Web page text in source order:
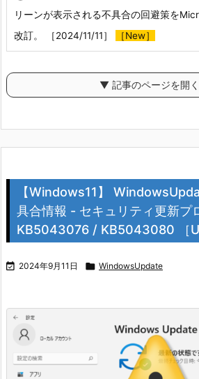
リーンが表示される不具合の回避策を
改訂。 ［2024/11/11］
［New］
▼ 記事のページを開
【Windows11】
具合情報 - セキュリティ更新プ
KB5043076 / KB5043080 ［
 2024年9月11日  WindowsUpdate